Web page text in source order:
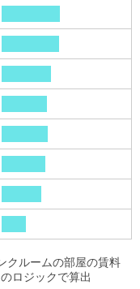
クルームの部屋の賃料
ロジックで算出